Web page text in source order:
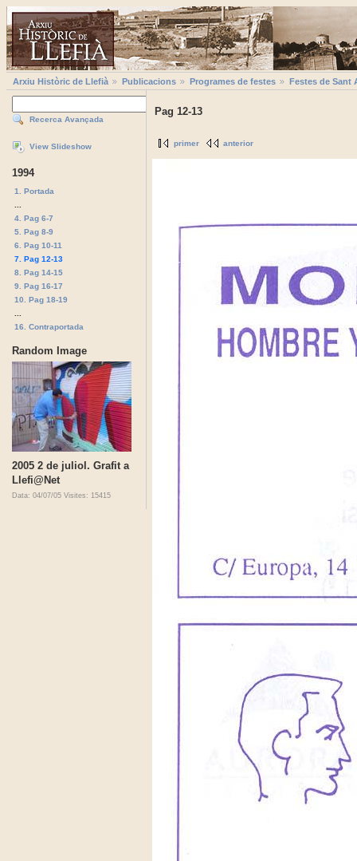
Arxiu Històric de Llefià Publicacions Programes de festes Festes de Sant
Recerca Avançada
View Slideshow
1994
1. Portada
4. Pag 6-7
5. Pag 8-9
6. Pag 10-11
7. Pag 12-13
8. Pag 14-15
9. Pag 16-17
10. Pag 18-19
16. Contraportada
Random Image
2005 2 de juliol. Grafit a
Llefi@Net
Data: 04/07/05 Visites: 15415
Pag 12-13
primer anterior